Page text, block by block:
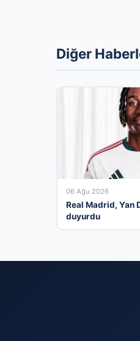
Diğer
06 Ağu 2026
Real Madrid, Yan
duyurdu